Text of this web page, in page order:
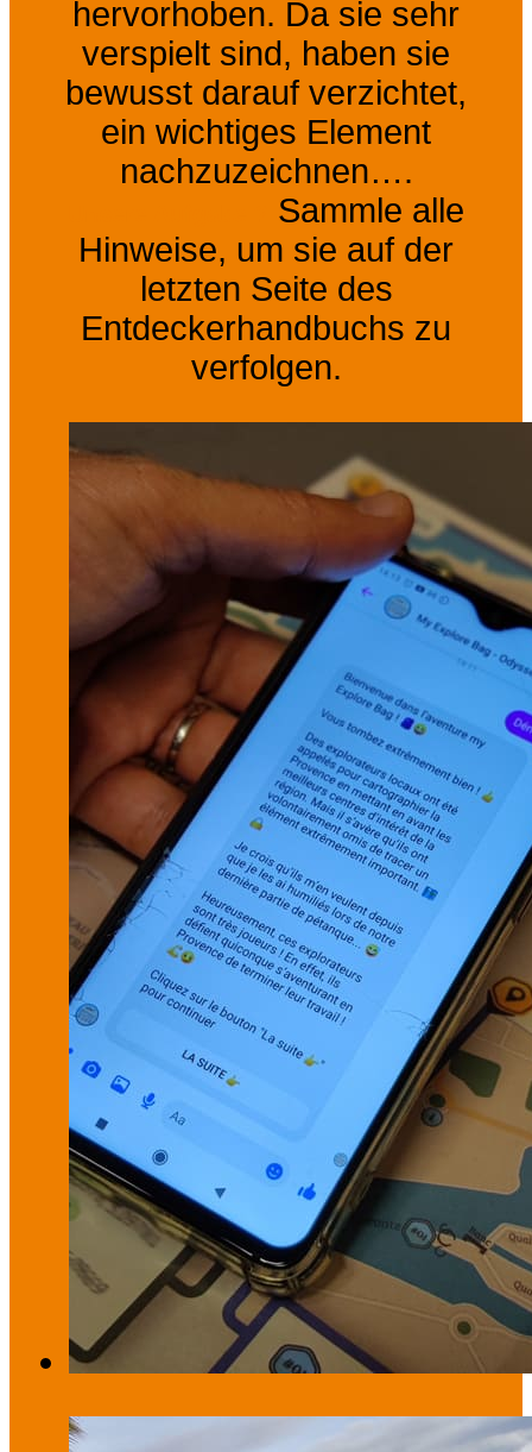
hervorhoben. Da sie sehr
verspielt sind, haben sie
bewusst darauf verzichtet,
ein wichtiges Element
nachzuzeichnen….
Sammle alle
Hinweise, um sie auf der
letzten Seite des
Entdeckerhandbuchs zu
verfolgen.